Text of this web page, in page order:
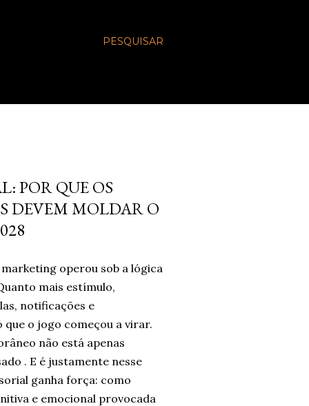
PESQUISAR
POR QUE OS
DEVEM MOLDAR O
operou sob a lógica
mais estímulo,
notificações e
o jogo começou a virar.
não está apenas
. E é justamente nesse
ganha força: como
e emocional provocada